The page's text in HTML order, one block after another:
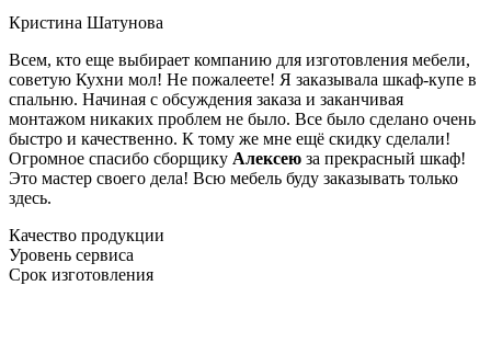
Кристина Шатунова
Всем, кто еще выбирает компанию для изготовления мебели,
советую Кухни мол! Не пожалеете! Я заказывала шкаф-купе в
спальню. Начиная с обсуждения заказа и заканчивая
монтажом никаких проблем не было. Все было сделано очень
быстро и качественно. К тому же мне ещё скидку сделали!
Огромное спасибо сборщику Алексею за прекрасный шкаф!
Это мастер своего дела! Всю мебель буду заказывать только
здесь.
Качество продукции
Уровень сервиса
Срок изготовления